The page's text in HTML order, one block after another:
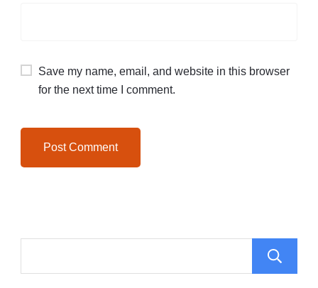
Save my name, email, and website in this browser
for the next time I comment.